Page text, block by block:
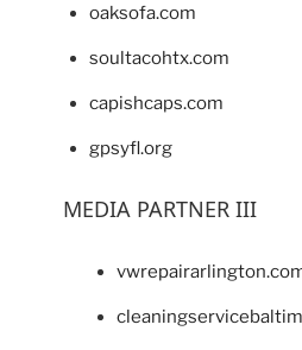
oaksofa.com
soultacohtx.com
capishcaps.com
gpsyfl.org
MEDIA PARTNER III